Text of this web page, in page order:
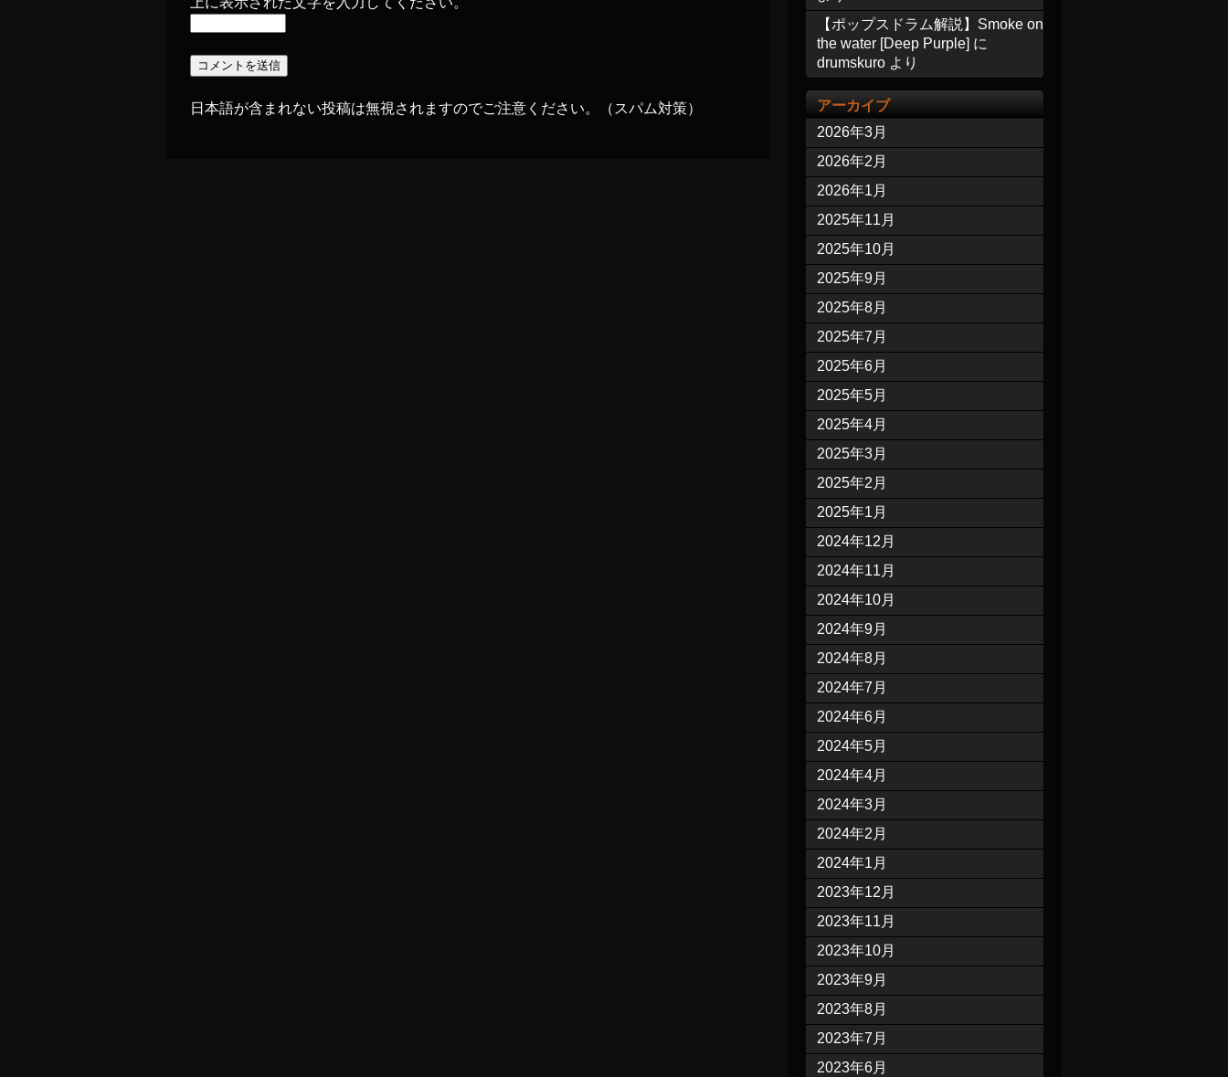
日本語が含まれない投稿は無視されますのでご注意ください。（スパム対策）
【ポップスドラム解説】Smoke on
the water [Deep Purple] に
drumskuro より
アーカイブ
2026年3月
2026年2月
2026年1月
2025年11月
2025年10月
2025年9月
2025年8月
2025年7月
2025年6月
2025年5月
2025年4月
2025年3月
2025年2月
2025年1月
2024年12月
2024年11月
2024年10月
2024年9月
2024年8月
2024年7月
2024年6月
2024年5月
2024年4月
2024年3月
2024年2月
2024年1月
2023年12月
2023年11月
2023年10月
2023年9月
2023年8月
2023年7月
2023年6月